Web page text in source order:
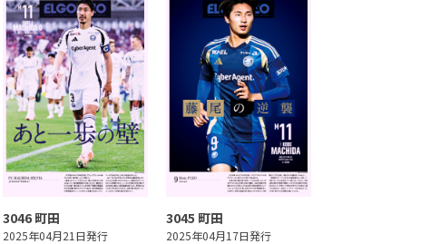
3046 町田
2025年04月21日発行
3045 町田
2025年04月17日発行